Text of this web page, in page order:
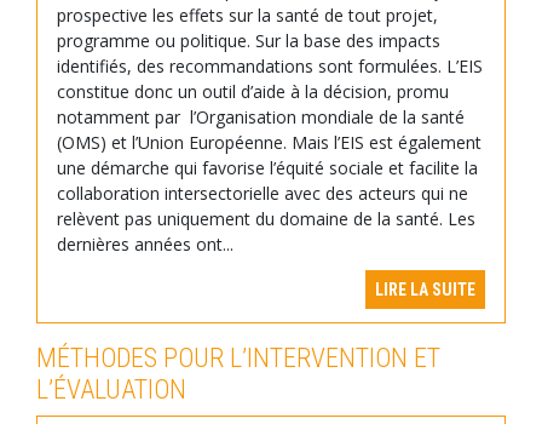
prospective les effets sur la santé de tout projet,
programme ou politique. Sur la base des impacts
identifiés, des recommandations sont formulées. L’EIS
constitue donc un outil d’aide à la décision, promu
notamment par l’Organisation mondiale de la santé
(OMS) et l’Union Européenne. Mais l’EIS est également
une démarche qui favorise l’équité sociale et facilite la
collaboration intersectorielle avec des acteurs qui ne
relèvent pas uniquement du domaine de la santé. Les
dernières années ont...
LIRE LA SUITE
MÉTHODES POUR L’INTERVENTION ET
L’ÉVALUATION